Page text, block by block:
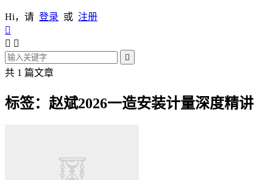
Hi，请 登录 或 注册

 

共 1 篇文章
标签：赵斌2026一造安装计量深度精讲